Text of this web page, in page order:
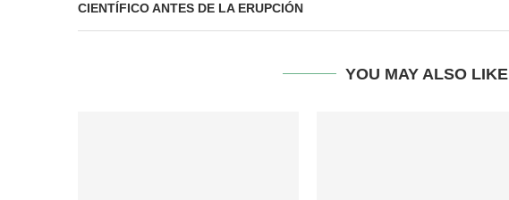
CIENTÍFICO ANTES DE LA ERUPCIÓN
YOU MAY ALSO LIKE